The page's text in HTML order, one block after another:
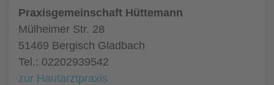
Praxisgemeinschaft Hüttemann
Mülheimer Str. 28
51469 Bergisch Gladbach
Tel.: 02202939542
zur Hautarztpraxis